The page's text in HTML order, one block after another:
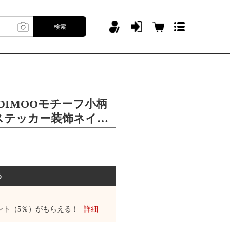
検索
モチーフ小柄
ッカー装饰ネイル
ト（5％）がもらえる！ 詳細